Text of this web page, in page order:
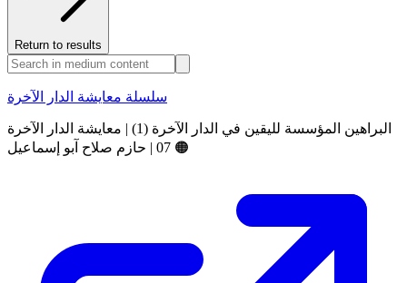
Return to results
سلسلة معايشة الدار الآخرة
البراهين المؤسسة لليقين في الدار الآخرة (1) | معايشة الدار الآخرة
07 | حازم صلاح آبو إسماعيل 🟠